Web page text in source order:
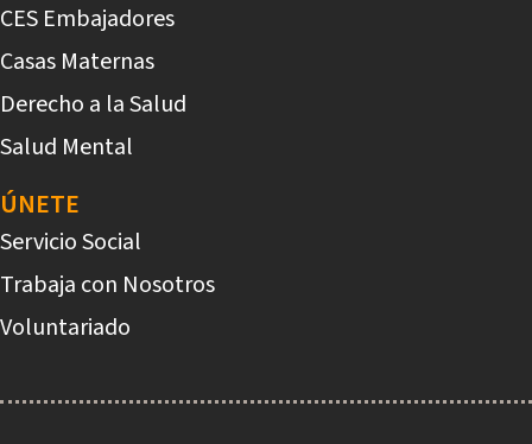
CES Embajadores
Casas Maternas
Derecho a la Salud
Salud Mental
ÚNETE
Servicio Social
Trabaja con Nosotros
Voluntariado